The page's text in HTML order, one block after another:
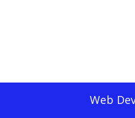
Web